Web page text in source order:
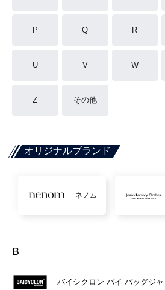
P Q R
U V W
Z その他
オリジナルブランド
ネノム
B
バイシクロン バイ バッグジャ